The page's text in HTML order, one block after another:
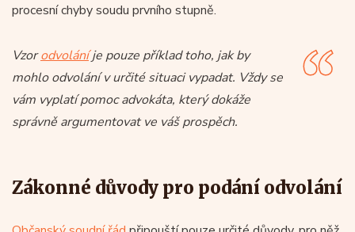
procesní chyby soudu prvního stupně.
Vzorodvoláníje pouze příklad toho, jak by
mohlo odvolání v určité situaci vypadat. Vždy se
vám vyplatí pomoc advokáta, který dokáže
správně argumentovat ve váš prospěch.
Zákonné důvody pro podání odvolání